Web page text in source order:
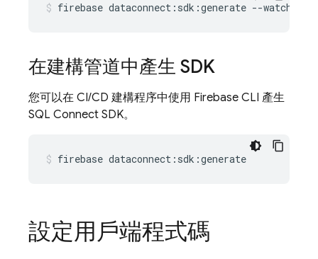
firebase dataconnect:sdk:generate --watch
在建構管道中產生 SDK
您可以在 CI/CD 建構程序中使用 Firebase CLI 產生
SQL Connect SDK。
firebase dataconnect:sdk:generate
設定用戶端程式碼